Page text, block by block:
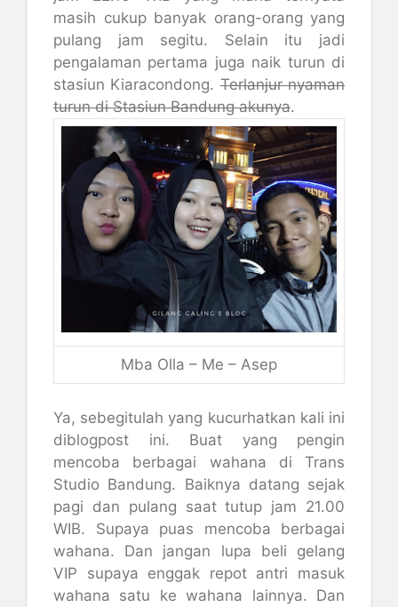
masih cukup banyak orang-orang yang
pulang jam segitu. Selain itu jadi
pengalaman pertama juga naik turun di
stasiun Kiaracondong.Terlanjur nyaman
turun di Stasiun Bandung akunya.
Mba Olla – Me – Asep
Ya, sebegitulah yang kucurhatkan kali ini
diblogpost ini. Buat yang pengin
mencoba berbagai wahana di Trans
Studio Bandung. Baiknya datang sejak
pagi dan pulang saat tutup jam 21.00
WIB. Supaya puas mencoba berbagai
wahana. Dan jangan lupa beli gelang
VIP supaya enggak repot antri masuk
wahana satu ke wahana lainnya. Dan